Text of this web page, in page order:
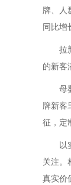
牌、人
同比增
拉
的新客
母
牌新客
征，定
以
关注。
真实价